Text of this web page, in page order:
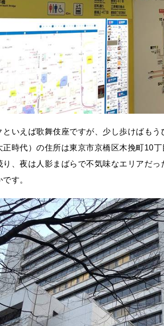
いえば歌舞伎座ですが、少し歩けばもう
正時代）の住所は東京市京橋区木挽町10
り、夜は人影まばらで不気味なエリアだ
す。